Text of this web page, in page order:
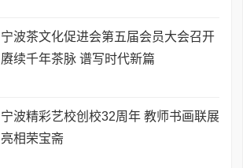
宁波茶文化促进会第五届会员大会召开
赓续千年茶脉 谱写时代新篇
宁波精彩艺校创校32周年 教师书画联展
亮相荣宝斋